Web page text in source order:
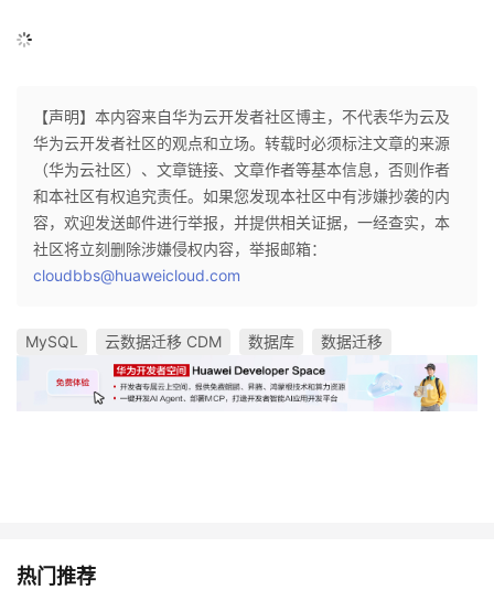
【声明】本内容来自华为云开发者社区博主，不代表华为云及
华为云开发者社区的观点和立场。转载时必须标注文章的来源
（华为云社区）、文章链接、文章作者等基本信息，否则作者
和本社区有权追究责任。如果您发现本社区中有涉嫌抄袭的内
容，欢迎发送邮件进行举报，并提供相关证据，一经查实，本
社区将立刻删除涉嫌侵权内容，举报邮箱：
cloudbbs@huaweicloud.com
MySQL 云数据迁移 CDM 数据库 数据迁移
热门推荐